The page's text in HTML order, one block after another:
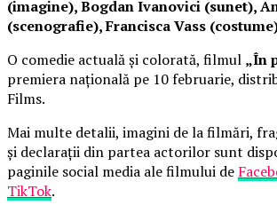
(imagine), Bogdan Ivanovici (sunet),
(scenografie), Francisca Vass
O comedie actuală și colorată, filmul „În
premiera națională pe 10 februarie,
Films.
Mai multe detalii, imagini de la filmări,
și declarații din partea actorilor sunt
paginile social media ale filmului de
TikTok.